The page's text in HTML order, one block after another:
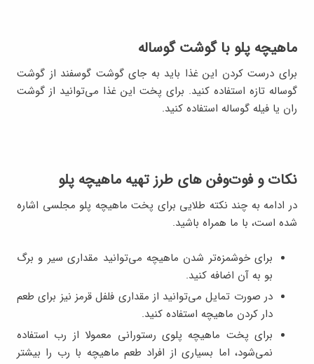
ماهیچه پلو با گوشت گوساله
برای درست کردن این غذا باید به جای گوشت گوسفند از گوشت
گوساله تازه استفاده کنید. برای پخت این غذا می‌توانید از گوشت
ران یا فیله گوساله استفاده کنید.
نکات و فوت‌وفن های طرز تهیه ماهیچه پلو
در ادامه به چند نکته طلایی برای پخت ماهیچه پلو مجلسی اشاره
شده است، با ما همراه باشید.
برای خوشمزه‌تر شدن ماهیچه می‌توانید مقداری سیر و برگ
بو به آن اضافه کنید.
در صورت تمایل می‌توانید از مقداری فلفل قرمز نیز برای طعم
دار کردن ماهیچه استفاده کنید.
برای پخت ماهیچه پلوی رستورانی معمولا از رب استفاده
نمی‌شود، اما بسیاری از افراد طعم ماهیچه با رب را بیشتر